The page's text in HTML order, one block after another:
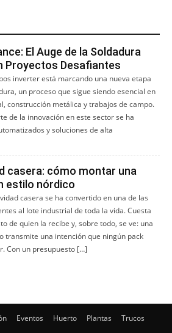
El Auge de la Soldadura
Proyectos Desafiantes
inverter está marcando una nueva etapa
un proceso que sigue siendo esencial en
construcción metálica y trabajos de campo.
de la innovación en este sector se ha
y soluciones de alta
casera: cómo montar una
estilo nórdico
casera se ha convertido en una de las
al lote industrial de toda la vida. Cuesta
de quien la recibe y, sobre todo, se ve: una
transmite una intención que ningún pack
Con un presupuesto […]
Eventos Huerto Plantas Trucos